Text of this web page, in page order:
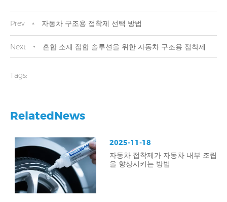
Prev 자동차 구조용 접착제 선택 방법
Next 혼합 소재 접합 솔루션을 위한 자동차 구조용 접착제
Tags:
RelatedNews
2025-11-18
자동차 접착제가 자동차 내부 조립
을 향상시키는 방법